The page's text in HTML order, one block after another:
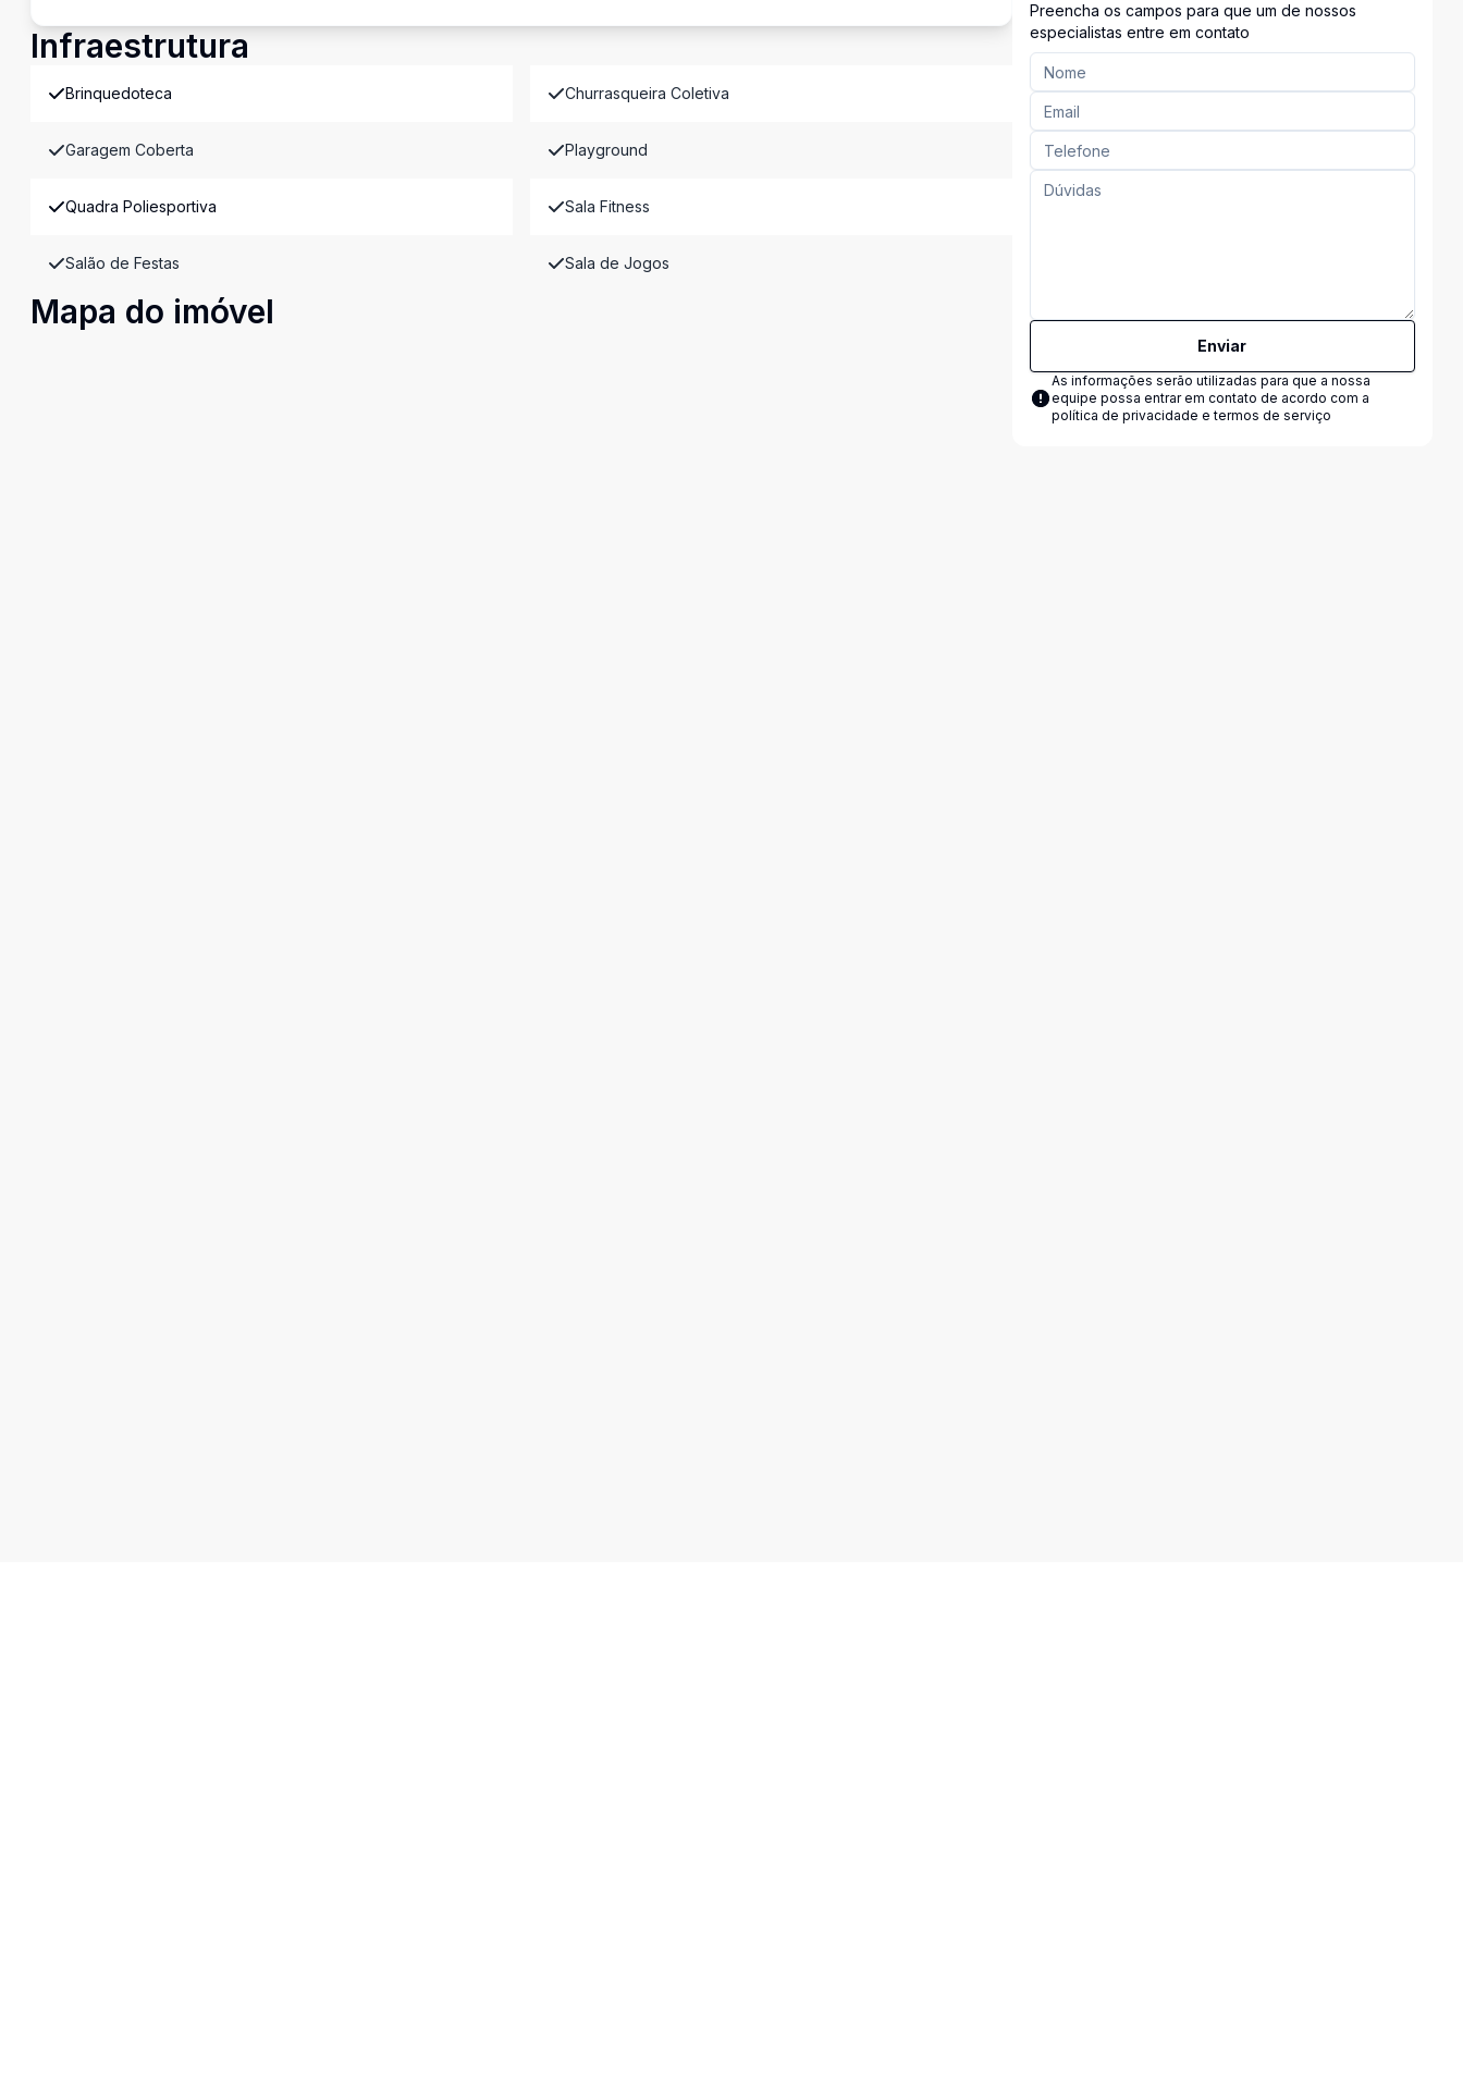
Infraestrutura
Brinquedoteca Churrasqueira Coletiva
Garagem Coberta Playground
Quadra Poliesportiva Sala Fitness
Salão de Festas Sala de Jogos
Mapa do imóvel
Preencha os campos para que um de nossos
especialistas entre em contato
Enviar
As informações serão utilizadas para que a nossa
equipe possa entrar em contato de acordo com a
política de privacidade e termos de serviço